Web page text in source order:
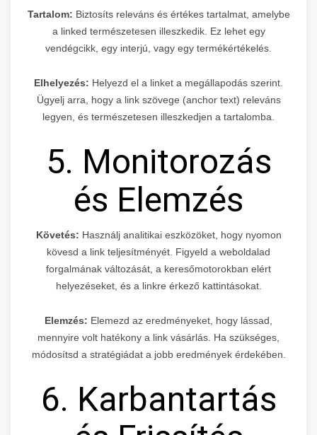
Tartalom: Biztosíts releváns és értékes tartalmat, amelybe
a linked természetesen illeszkedik. Ez lehet egy
vendégcikk, egy interjú, vagy egy termékértékelés.
Elhelyezés: Helyezd el a linket a megállapodás szerint.
Ügyelj arra, hogy a link szövege (anchor text) releváns
legyen, és természetesen illeszkedjen a tartalomba.
5. Monitorozás
és Elemzés
Követés: Használj analitikai eszközöket, hogy nyomon
kövesd a link teljesítményét. Figyeld a weboldalad
forgalmának változását, a keresőmotorokban elért
helyezéseket, és a linkre érkező kattintásokat.
Elemzés: Elemezd az eredményeket, hogy lássad,
mennyire volt hatékony a link vásárlás. Ha szükséges,
módosítsd a stratégiádat a jobb eredmények érdekében.
6. Karbantartás